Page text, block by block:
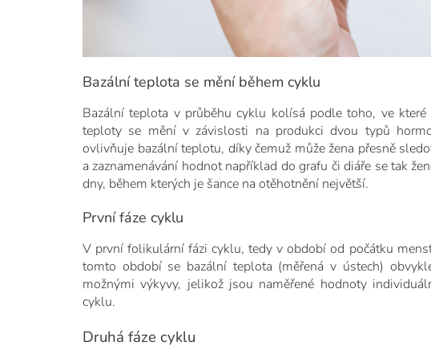
Bazální teplota se mění během cyklu
Bazální teplota v průběhu cyklu kolísá podle toho, ve
teploty se mění v závislosti na produkci dvou typů
ovlivňuje bazální teplotu, díky čemuž může žena přesně
a zaznamenávání hodnot například do grafu či diáře se tak
dny, během kterých je šance na otěhotnění největší.
První fáze cyklu
V první folikulární fázi cyklu, tedy v období od počátku
tomto období se bazální teplota (měřená v ústech)
možnými výkyvy, jelikož jsou naměřené hodnoty
cyklu.
Druhá fáze cyklu